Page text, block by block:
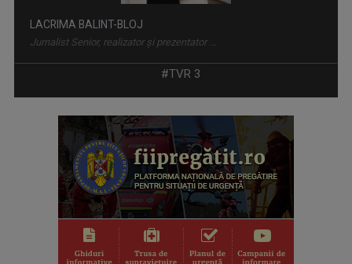
TELEJURNAL REGIONAL
Luni-vineri, ora 17.00
MARIA FLOREA
După 20 de ani de jurnalism a învăţat că ...
FELICIA STOIAN
#TVR 3